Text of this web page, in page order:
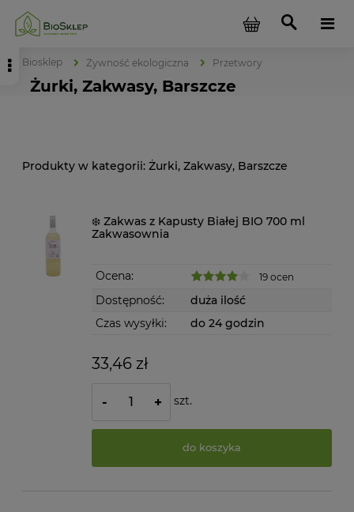
Biosklep Żywność ekologiczna Przetwory
Żurki, Zakwasy, Barszcze
Żurki, Zakwasy, Barszcze
❄️ Zakwas z Kapusty Białej BIO 700 ml
Zakwasownia
Ocena: 19 ocen
Dostępność:
duża ilość
Czas wysyłki:
do 24 godzin
33,46 zł
- + szt.
do koszyka